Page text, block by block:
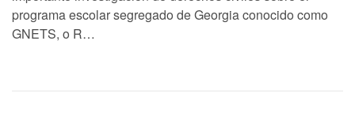
programa escolar segregado de Georgia conocido como
GNETS, o R…